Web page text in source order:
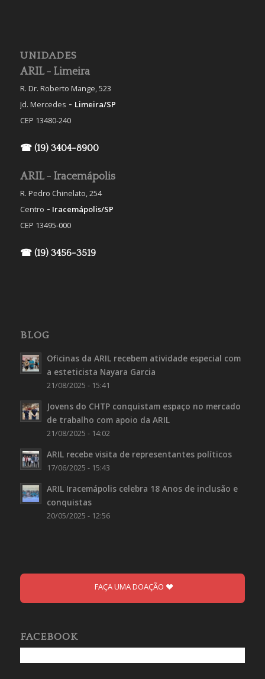
UNIDADES
ARIL - Limeira
R. Dr. Roberto Mange, 523
Jd. Mercedes - Limeira/SP
CEP 13480-240
☎ (19) 3404-8900
ARIL - Iracemápolis
R. Pedro Chinelato, 254
Centro - Iracemápolis/SP
CEP 13495-000
☎ (19) 3456-3519
BLOG
Oficinas da ARIL recebem atividade especial com
a esteticista Nayara Garcia
21/08/2025 - 15:41
Jovens do CHTP conquistam espaço no mercado
de trabalho com apoio da ARIL
21/08/2025 - 14:02
ARIL recebe visita de representantes políticos
17/06/2025 - 15:43
ARIL Iracemápolis celebra 18 Anos de inclusão e
conquistas
20/05/2025 - 12:56
FAÇA UMA DOAÇÃO
FACEBOOK